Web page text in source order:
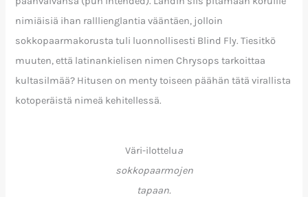
nimiäisiä ihan ralllienglantia vääntäen, jolloin
sokkopaarmakorusta tuli luonnollisesti Blind Fly. Tiesitkö
muuten, että latinankielisen nimen Chrysops tarkoittaa
kultasilmää? Hitusen on menty toiseen päähän tätä virallista
kotoperäistä nimeä kehitellessä.
Väri-ilottelua
sokkopaarmojen
tapaan.